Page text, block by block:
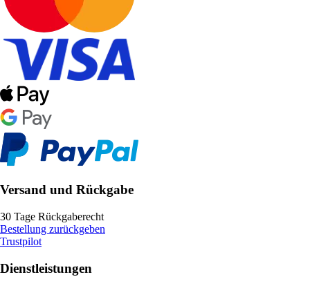
Versand und Rückgabe
30 Tage Rückgaberecht
Bestellung zurückgeben
Trustpilot
Dienstleistungen